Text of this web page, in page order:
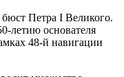
Петра I Великого.
летию основателя
48-й навигации